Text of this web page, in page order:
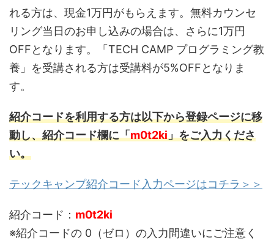
れる方は、現金1万円がもらえます。無料カウンセ
リング当日のお申し込みの場合は、さらに1万円
OFFとなります。「TECH CAMP プログラミング教
養」を受講される方は受講料が5%OFFとなりま
す。
紹介コードを利用する方は以下から登録ページに移
動し、紹介コード欄に「m0t2ki」をご入力くださ
い。
テックキャンプ紹介コード入力ページはコチラ＞＞
紹介コード： m0t2ki
※紹介コードの 0（ゼロ）の入力間違いにご注意く